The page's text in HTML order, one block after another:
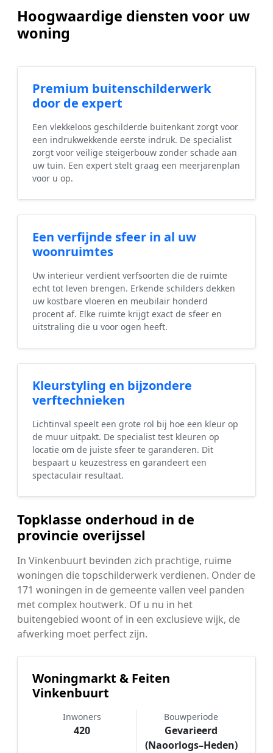
Hoogwaardige diensten voor uw
woning
Premium buitenschilderwerk
door de expert
Een vlekkeloos geschilderde buitenkant zorgt voor
een indrukwekkende eerste indruk. De specialist
zorgt voor veilige steigerbouw zonder schade aan
uw tuin. Een expert stelt graag een meerjarenplan
voor u op.
Een verfijnde sfeer in al uw
woonruimtes
Uw interieur verdient verfsoorten die de ruimte
echt tot leven brengen. Erkende schilders dekken
uw kostbare vloeren en meubilair honderd
procent af. Elke ruimte krijgt exact de sfeer en
uitstraling die u voor ogen heeft.
Kleurstyling en bijzondere
verftechnieken
Lichtinval speelt een grote rol bij hoe een kleur op
de muur uitpakt. De specialist test kleuren op
locatie om de juiste sfeer te garanderen. Dit
bespaart u keuzestress en garandeert een
spectaculair resultaat.
Topklasse onderhoud in de
provincie overijssel
In Vinkenbuurt bevinden zich prachtige, ruime
woningen die topschilderwerk verdienen. Onder de
171 woningen in de gemeente vallen veel panden
met complex houtwerk. Of u nu in het
buitengebied woont of in een exclusieve wijk, de
afwerking moet perfect zijn.
Woningmarkt & Feiten
Vinkenbuurt
Inwoners
420
Bouwperiode
Gevarieerd
(Naoorlogs–Heden)